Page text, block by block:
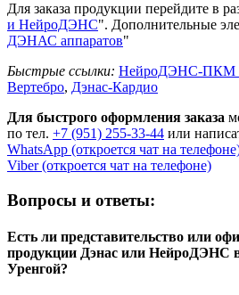
Для заказа продукции перейдите в
и НейроДЭНС". Дополнительные
ДЭНАС аппаратов"
Быстрые ссылки: НейроДЭНС-
Вертебро, Дэнас-Кардио
Для быстрого оформления заказа
по тел. +7 (951) 255-33-44 или
WhatsApp (откроется чат на
Viber (откроется чат на телефоне)
Вопросы и ответы:
Есть ли представительство или
продукции Дэнас или НейроДЭНС
Уренгой?